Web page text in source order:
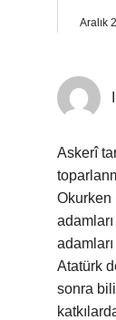
Aralık
Askerî
Okurken
Atatürk
sonra